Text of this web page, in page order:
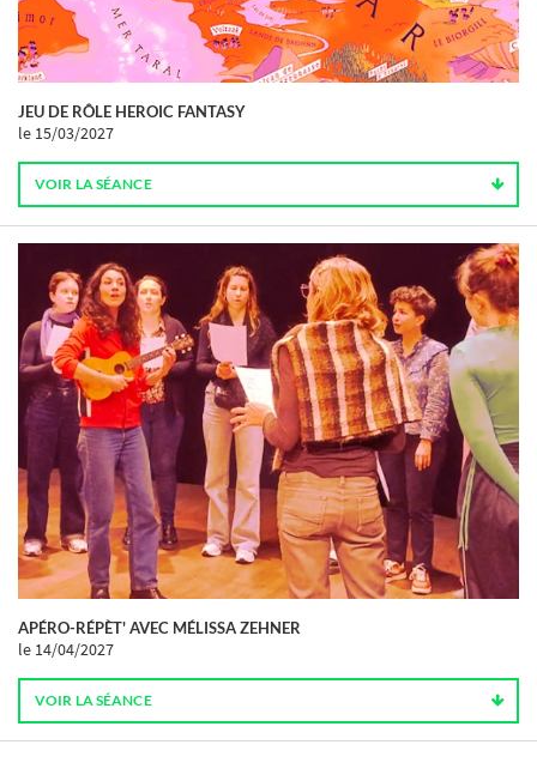
JEU DE RÔLE HEROIC FANTASY
le 15/03/2027
VOIR LA SÉANCE
APÉRO-RÉPÈT' AVEC MÉLISSA ZEHNER
le 14/04/2027
VOIR LA SÉANCE